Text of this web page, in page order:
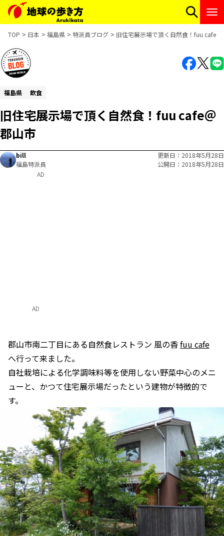
TOP 日本 福島県 特派員ブログ 旧住宅展示場で頂く自然食！fuu cafe＠
福島県 飲食
旧住宅展示場で頂く自然食！fuu cafe＠
郡山市
bill
福島特派員
更新日
2018年5月28日
公開日
2018年5月28日
AD
郡山市南二丁目にある自然食レストラン 風の香fuu cafe
へ行って来ました。
自社栽培による化学調味料等を使用しない野菜中心のメニ
ューと、かつて住宅展示場だったという建物が特徴的で
す。
AD